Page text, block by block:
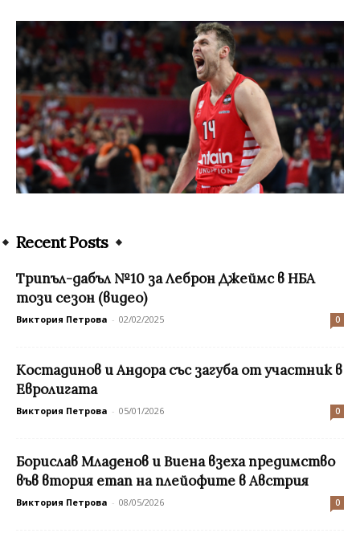
Recent Posts
Трипъл-дабъл №10 за Леброн Джеймс в НБА
този сезон (видео)
Виктория Петрова - 02/02/2025 0
Костадинов и Андора със загуба от участник в
Евролигата
Виктория Петрова - 05/01/2026 0
Борислав Младенов и Виена взеха предимство
във втория етап на плейофите в Австрия
Виктория Петрова - 08/05/2026 0